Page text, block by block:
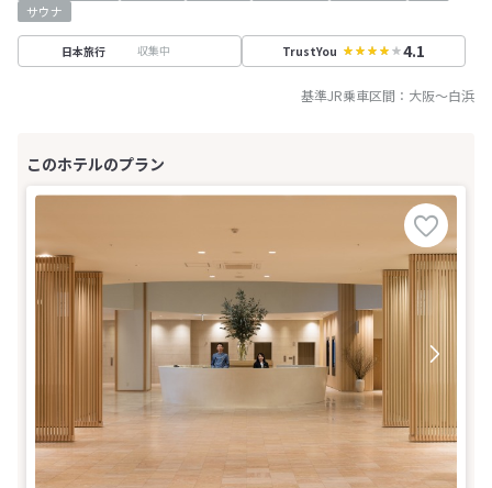
サウナ
日本旅行 収集中 TrustYou 4.1
基準JR乗車区間： 大阪～白浜